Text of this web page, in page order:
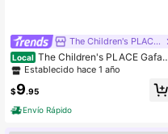
The Children's PLACE Flagship Store
Local The Children's PLACE Gafas
de sol con estampado floral para ni
Establecido hace 1 año
$9.95
Envío Rápido